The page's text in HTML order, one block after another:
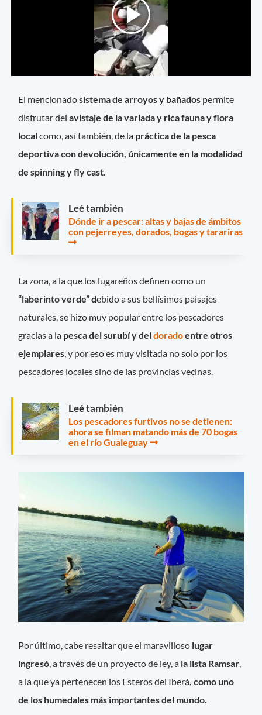
El mencionadosistema de arroyos y bañados permite
disfrutar delavistaje de la variada y rica fauna y flora
localcomo, así también, de la práctica de la pesca
deportiva con devolución, únicamente en la modalidad
de spinning y fly cast.
Leé también
Dónde ir a pescar: altas y bajas de ámbitos
con pejerreyes, dorados, bogas y tarariras
La zona, a la que los lugareños definen como un
“laberinto verde” debido a sus bellísimos paisajes
naturales, se hizo muy popular entre los pescadores
gracias a la pesca del surubí y deldoradoentre otros
ejemplares, y por eso es muy visitada no solo por los
pescadores locales sino de las provincias vecinas.
Leé también
Los pescadores furtivos no se detienen:
ahora se filman matando más de 70 bogas
en el río Gualeguay
Por último, cabe resaltar que el maravilloso lugar
ingresó, a través de un proyecto de ley, a la lista Ramsar,
a la que ya pertenecen los Esteros del Iberá, como uno
de los humedales más importantes del mundo.